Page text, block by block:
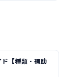
【種類・補助